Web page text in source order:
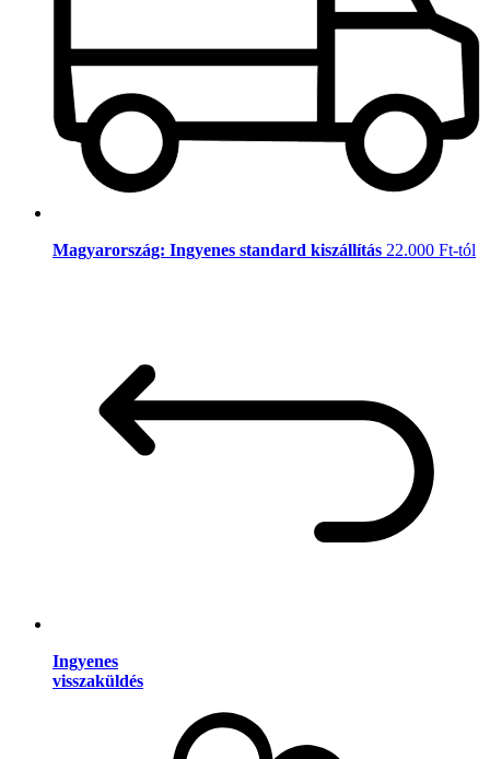
Magyarország: Ingyenes standard kiszállítás 22.000 Ft-tól
Ingyenes
visszaküldés